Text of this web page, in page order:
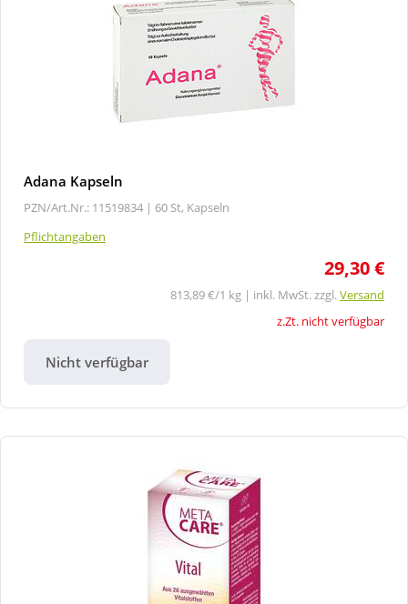
Adana Kapseln
PZN/Art.Nr.: 11519834 | 60 St, Kapseln
Pflichtangaben
29,30 €
813,89 €/1 kg | inkl. MwSt. zzgl.Versand
z.Zt. nicht verfügbar
Nicht verfügbar